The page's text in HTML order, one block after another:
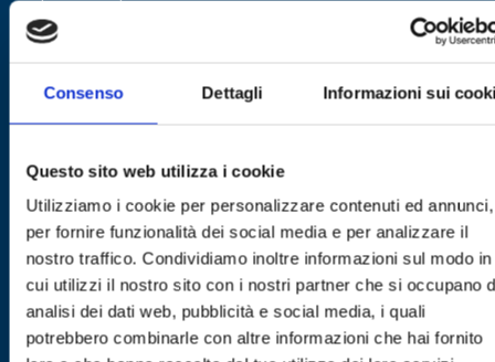
Consenso Dettagli Informazioni sui
Questo sito web utilizza i cookie
Utilizziamo i cookie per personalizzare contenuti ed annunci,
per fornire funzionalità dei social media e per analizzare il
nostro traffico. Condividiamo inoltre informazioni sul modo in
cui utilizzi il nostro sito con i nostri partner che si occupano
analisi dei dati web, pubblicità e social media, i quali
potrebbero combinarle con altre informazioni che hai fornito
– Receive a free quote;
Cognome
Email